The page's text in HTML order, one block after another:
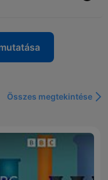
Összes megtekintése